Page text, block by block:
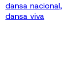
dansa nacional,
dansa viva